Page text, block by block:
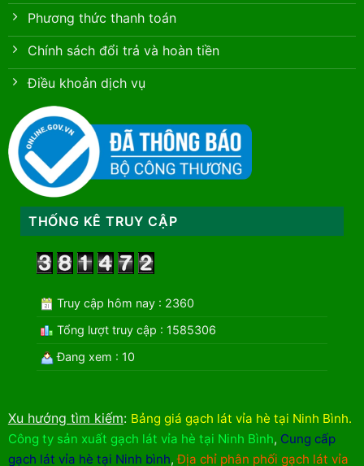
Phương thức thanh toán
Chính sách đổi trả và hoàn tiền
Điều khoản dịch vụ
THỐNG KÊ TRUY CẬP
Truy cập hôm nay : 2360
Tổng lượt truy cập : 1585306
Đang xem : 10
Xu hướng tìm kiếm: Bảng giá gạch lát vỉa hè tại Ninh Bình.
Công ty sản xuất gạch lát vỉa hè tại Ninh Bình, Cung cấp
gạch lát vỉa hè tại Ninh bình,Địa chỉ phân phối gạch lát vỉa